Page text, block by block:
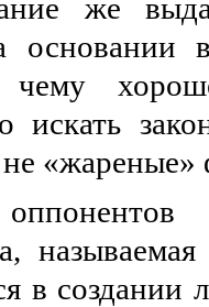
же
основании
искать
не «жареные»
в